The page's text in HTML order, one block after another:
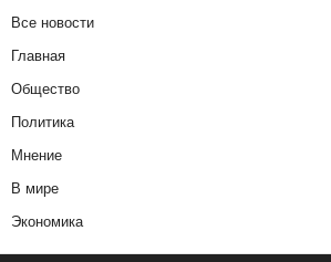
Все новости
Главная
Общество
Политика
Мнение
В мире
Экономика